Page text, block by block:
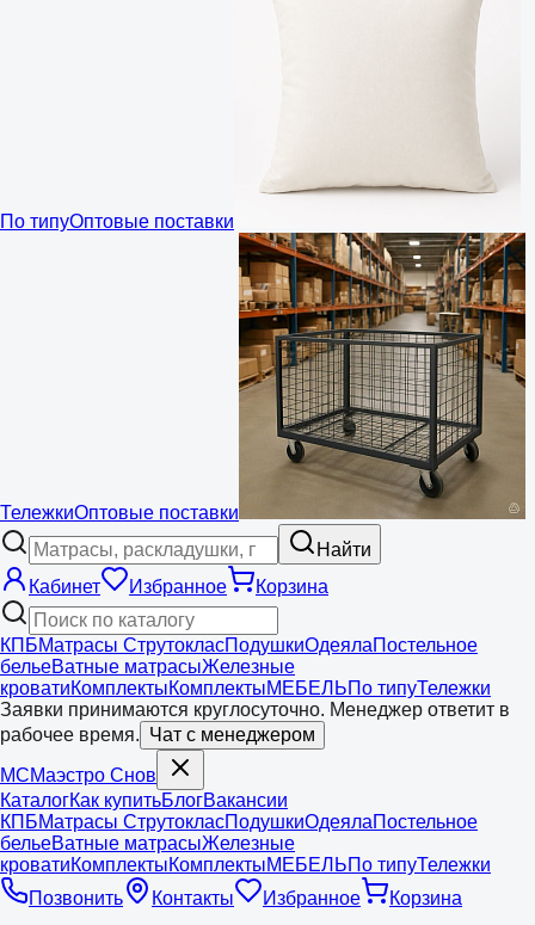
По типуОптовые поставки
ТележкиОптовые поставки
Найти
Кабинет
Избранное Корзина
КПБМатрасы СтрутокласПодушкиОдеялаПостельное
бельеВатные матрасыЖелезные
кроватиКомплектыКомплектыМЕБЕЛЬПо типуТележки
Заявки принимаются круглосуточно. Менеджер ответит в
рабочее время. Чат с менеджером
МСМаэстро Снов
КаталогКак купитьБлогВакансии
КПБМатрасы СтрутокласПодушкиОдеялаПостельное
бельеВатные матрасыЖелезные
кроватиКомплектыКомплектыМЕБЕЛЬПо типуТележки
Позвонить
Контакты Избранное
Корзина